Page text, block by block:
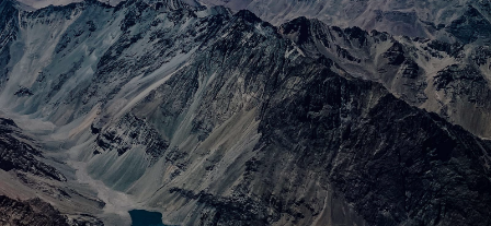
PORTADA
LÍNEAS DE INVESTIGACIÓN
OBSERVATORIO G-DATA
DOCENCIA Y FORMACIÓN CONTINUA
DIFUSIÓN Y VALORACIÓN CIUDADANA